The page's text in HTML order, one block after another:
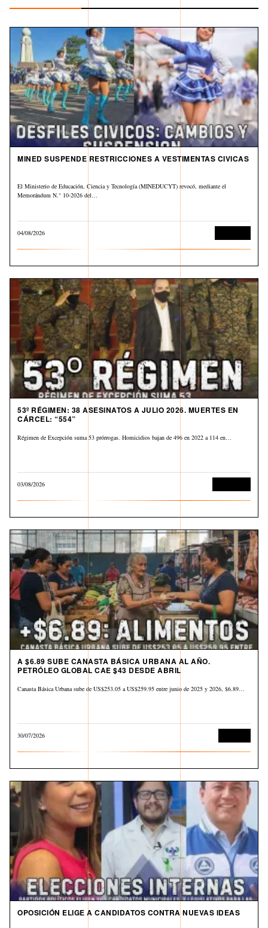
MINED SUSPENDE RESTRICCIONES A VESTIMENTAS CIVICAS
El Ministerio de Educación, Ciencia y Tecnología (MINEDUCYT) revocó, mediante el
Memorándum N.° 10-2026 del…
04/08/2026
53º RÉGIMEN: 38 ASESINATOS A JULIO 2026. MUERTES EN
CÁRCEL: “554”
Régimen de Excepción suma 53 prórrogas. Homicidios bajan de 496 en 2022 a 114 en…
03/08/2026
A $6.89 SUBE CANASTA BÁSICA URBANA AL AÑO.
PETRÓLEO GLOBAL CAE $43 DESDE ABRIL
Canasta Básica Urbana sube de US$253.05 a US$259.95 entre junio de 2025 y 2026, $6.89…
30/07/2026
OPOSICIÓN ELIGE A CANDIDATOS CONTRA NUEVAS IDEAS